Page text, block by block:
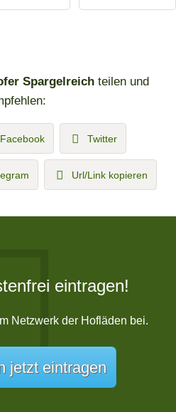
Spargelreich teilen und
Facebook Twitter
Url/Link kopieren
eintragen!
Netzwerk der Hofläden bei.
jetzt eintragen